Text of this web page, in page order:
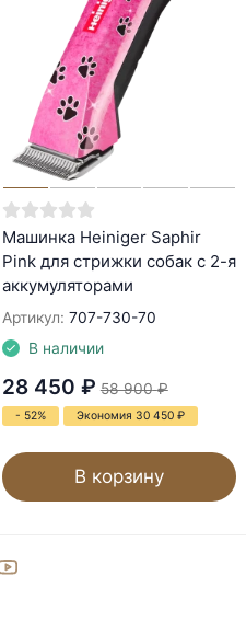
Машинка Heiniger Saphir
Pink для стрижки собак с 2-я
аккумуляторами
Артикул: 707-730-70
В наличии
28 450 ₽ 58 900 ₽
- 52% Экономия 30 450 ₽
В корзину